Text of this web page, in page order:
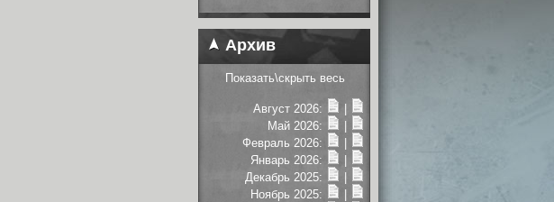
Архив
Показать\скрыть весь
Август 2026:
Май 2026:
Февраль 2026:
Январь 2026:
Декабрь 2025:
Ноябрь 2025: